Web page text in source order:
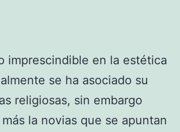
imprescindible en la estética
se ha asociado su
religiosas, sin embargo
la novias que se apuntan